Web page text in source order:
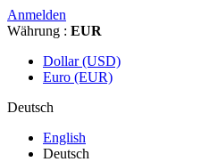
Anmelden
Währung : EUR
Dollar (USD)
Euro (EUR)
Deutsch
English
Deutsch